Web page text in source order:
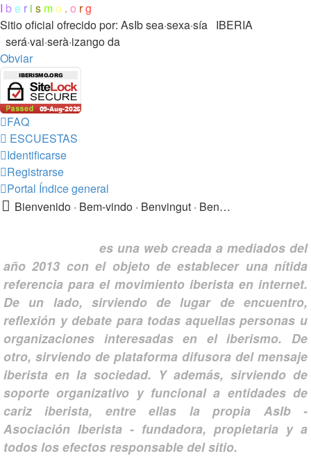
I be r i s mo . o rg
Sitio oficial ofrecido por: AsIbsea·sexa·sía IBERIA
será·vai·serà·izango da
Obviar
FAQ
ESCUESTAS
Identificarse
Registrarse
Portal Índice general
Bienvenido · Bem-vindo · Benvingut · Benvido · Ongietorri !!!
es una web creada a mediados del
año 2013 con el objeto de establecer una nítida
referencia para el movimiento iberista en internet.
De un lado, sirviendo de lugar de encuentro,
reflexión y debate para todas aquellas personas u
organizaciones interesadas en el iberismo. De
otro, sirviendo de plataforma difusora del mensaje
iberista en la sociedad. Y además, sirviendo de
soporte organizativo y funcional a entidades de
cariz iberista, entre ellas la propia AsIb -
Asociación Iberista - fundadora, propietaria y a
todos los efectos responsable del sitio.